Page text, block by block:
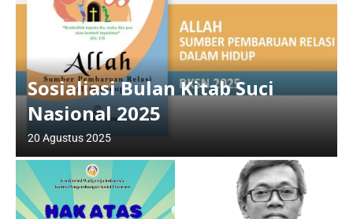
Sosialiasi Bulan Kitab Suci
Nasional 2025
20 Agustus 2025